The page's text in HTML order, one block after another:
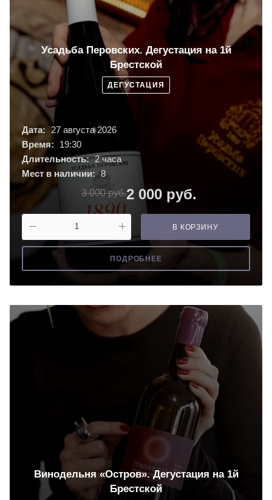
Усадьба Перовских. Дегустация на 1й
Брестской
ДЕГУСТАЦИЯ
Дата: 27 августа 2026
Время:
19:30
Длительность: 2 часа
Мест в наличии: 8
2 000 руб.
3 000 руб.
В КОРЗИНУ
ПОДРОБНЕЕ
Винодельня «Остров». Дегустация на 1й
Брестской